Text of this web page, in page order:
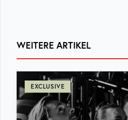
WEITERE ARTIKEL
EXCLUSIVE